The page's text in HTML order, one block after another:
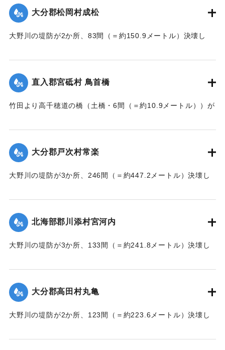
｜固有コード:
大分郡松岡村成松
大野川の堤防が2か所、83間（＝約150.9メートル）決壊し
｜固有コード: 002680208
直入郡宮砥村 鳥首橋
竹田より高千穂道の橋（土橋・6間（＝約10.9メートル））が
｜固有コード: 002680202
大分郡戸次村常楽
大野川の堤防が3か所、246間（＝約447.2メートル）決壊し
｜固有コード: 002680204
北海部郡川添村宮河内
大野川の堤防が3か所、133間（＝約241.8メートル）決壊し
｜固有コード: 002680205
大分郡高田村丸亀
大野川の堤防が2か所、123間（＝約223.6メートル）決壊し